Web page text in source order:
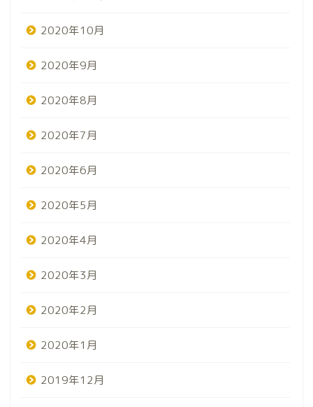
2020年10月
2020年9月
2020年8月
2020年7月
2020年6月
2020年5月
2020年4月
2020年3月
2020年2月
2020年1月
2019年12月